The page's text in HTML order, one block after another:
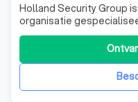
Holland Security Group
organisatie
hospitalitymanagement.
kennis en techniek
voor iedere situatie. Dat